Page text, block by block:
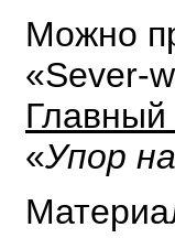
Можно
«Sever-
«Упор